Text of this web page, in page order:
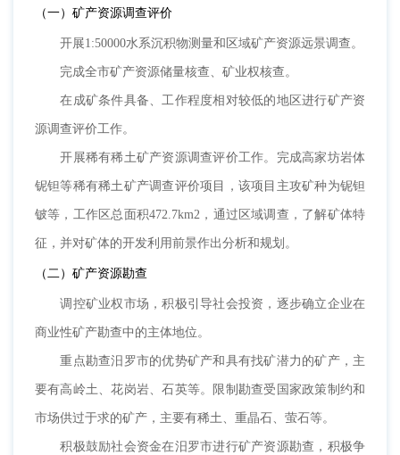
（一）矿产资源调查评价
开展1:50000水系沉积物测量和区域矿产资源远景调查。
完成全市矿产资源储量核查、矿业权核查。
在成矿条件具备、工作程度相对较低的地区进行矿产资
源调查评价工作。
开展稀有稀土矿产资源调查评价工作。完成高家坊岩体
铌钽等稀有稀土矿产调查评价项目，该项目主攻矿种为铌钽
铍等，工作区总面积472.7km2，通过区域调查，了解矿体特
征，并对矿体的开发利用前景作出分析和规划。
（二）矿产资源勘查
调控矿业权市场，积极引导社会投资，逐步确立企业在
商业性矿产勘查中的主体地位。
重点勘查汨罗市的优势矿产和具有找矿潜力的矿产，主
要有高岭土、花岗岩、石英等。限制勘查受国家政策制约和
市场供过于求的矿产，主要有稀土、重晶石、萤石等。
积极鼓励社会资金在汨罗市进行矿产资源勘查，积极争